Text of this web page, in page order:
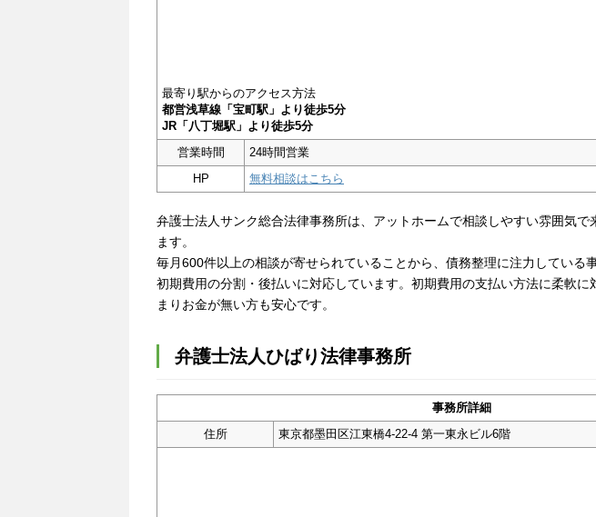
最寄り駅からのアクセス方法
都営浅草線「宝町駅」より徒歩5分
JR「八丁堀駅」より徒歩5分
営業時間
24時間営業
HP
無料相談はこちら
弁護士法人サンク総合法律事務所は、アットホームで相談しやすい雰囲気で
ます。
毎月600件以上の相談が寄せられていることから、債務整理に注力している
初期費用の分割・後払いに対応しています。初期費用の支払い方法に柔軟に
まりお金が無い方も安心です。
弁護士法人ひばり法律事務所
事務所詳細
住所
東京都墨田区江東橋4-22-4 第一東永ビル6階